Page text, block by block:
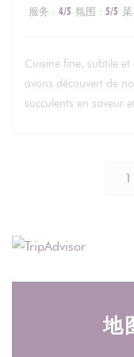
服务 : 4/5 氛围 : 5/5
Cuisine fine, subtile et
avons découvert de
succulents en saveur
1
地